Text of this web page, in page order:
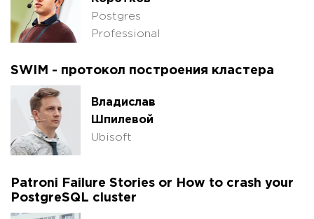
Postgres
Professional
SWIM - протокол построения кластера
Владислав
Шпилевой
Ubisoft
Patroni Failure Stories or How to crash your
PostgreSQL cluster